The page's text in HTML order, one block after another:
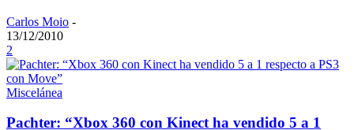
Carlos Moio -
13/12/2010
2
Miscelánea
Pachter: “Xbox 360 con Kinect ha vendido 5 a 1